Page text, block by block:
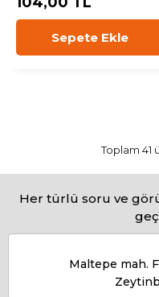
Sepete Ekle
Toplam 41
Her türlü soru ve
Maltepe mah.